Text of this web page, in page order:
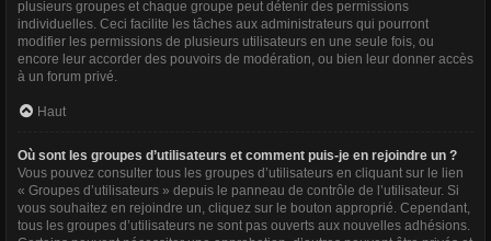
plusieurs groupes et chaque groupe peut détenir des permissions
individuelles. Ceci facilite les tâches aux administrateurs qui pourront
modifier les permissions de plusieurs utilisateurs en une seule fois, ou
encore leur accorder des pouvoirs de modération, ou bien leur donner accès
à un forum privé.
Haut
Où sont les groupes d’utilisateurs et comment puis-je en rejoindre un ?
Vous pouvez consulter tous les groupes d’utilisateurs en cliquant sur le lien
« Groupes d’utilisateurs » depuis le panneau de contrôle de l’utilisateur. Si
vous souhaitez en rejoindre un, cliquez sur le bouton approprié. Cependant,
tous les groupes d’utilisateurs ne sont pas ouverts aux nouvelles adhésions.